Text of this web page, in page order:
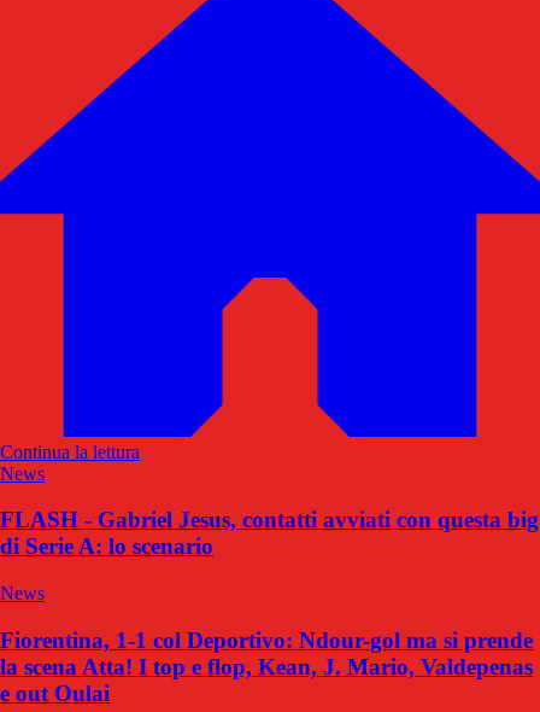
Continua la lettura
News
FLASH - Gabriel Jesus, contatti avviati con questa big
di Serie A: lo scenario
News
Fiorentina, 1-1 col Deportivo: Ndour-gol ma si prende
la scena Atta! I top e flop, Kean, J. Mario, Valdepenas
e out Oulai